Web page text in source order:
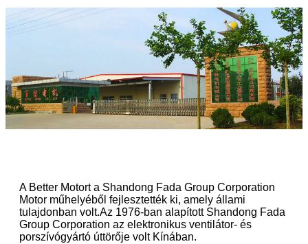
A Better Motort a Shandong Fada Group Corporation
Motor műhelyéből fejlesztették ki, amely állami
tulajdonban volt.Az 1976-ban alapított Shandong Fada
Group Corporation az elektronikus ventilátor- és
porszívógyártó úttörője volt Kínában.